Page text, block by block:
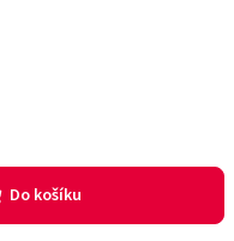
Do košíku